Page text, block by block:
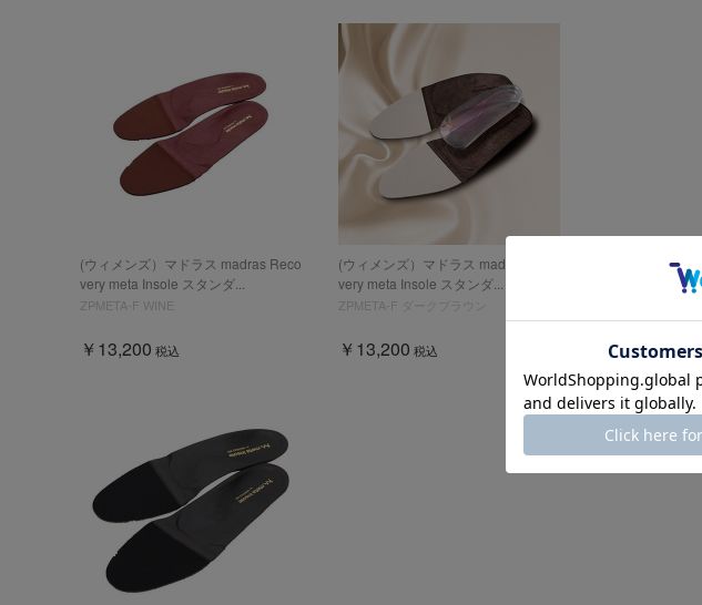
(ウィメンズ）マドラス madras Reco
very meta Insole スタンダ...
ZPMETA-F WINE
￥13,200 税込
(ウィメンズ）マドラス madras Reco
very meta Insole スタンダ...
ZPMETA-F ダークブラウン
￥13,200 税込